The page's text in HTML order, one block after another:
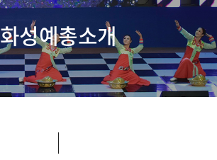
화성예총소개